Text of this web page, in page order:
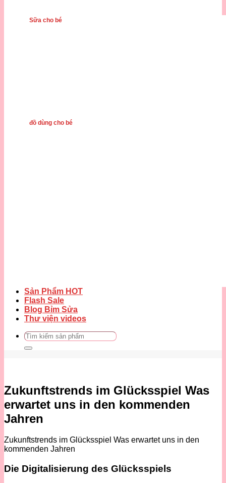
Sữa cho bé
đồ dùng cho bé
Sản Phẩm HOT
Flash Sale
Blog Bỉm Sửa
Thư viện videos
Tìm
Zukunftstrends im Glücksspiel Was
erwartet uns in den kommenden
Jahren
Zukunftstrends im Glücksspiel Was erwartet uns in den
kommenden Jahren
Die Digitalisierung des Glücksspiels